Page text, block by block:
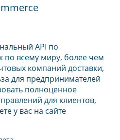
API по
по всему миру, более чем
компаний доставки,
для предпринимателей
полноценное
для клиентов,
у вас на сайте